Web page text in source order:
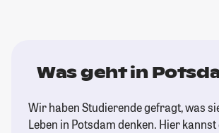
Was geht in
Wir haben Studierende gefragt, was
Leben in Potsdam denken. Hier kannst